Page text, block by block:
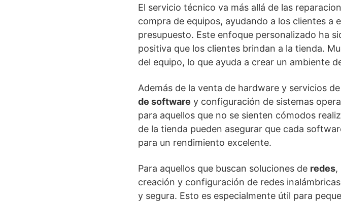
El servicio técnico va más allá de las
compra de equipos, ayudando a los clientes a
presupuesto. Este enfoque personalizado ha
positiva que los clientes brindan a la tienda.
del equipo, lo que ayuda a crear un ambiente
Además de la venta de hardware y servicios
de software y configuración de sistemas
para aquellos que no se sienten cómodos
de la tienda pueden asegurar que cada
para un rendimiento excelente.
Para aquellos que buscan soluciones de redes,
creación y configuración de redes
y segura. Esto es especialmente útil para